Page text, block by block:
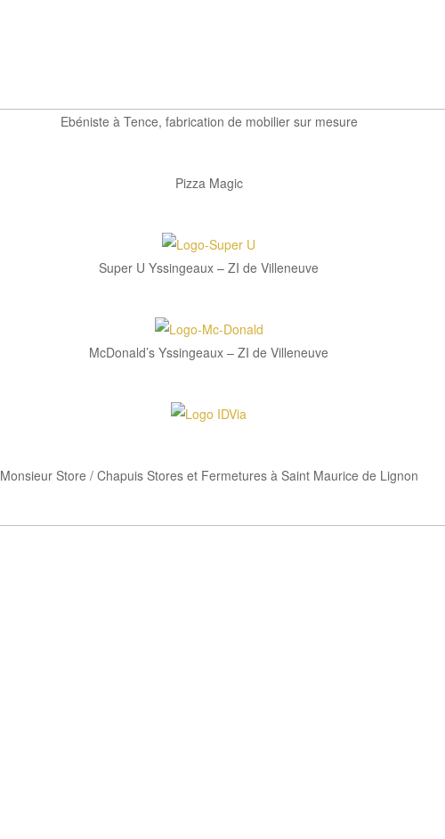
Ebéniste à Tence, fabrication de mobilier sur mesure
Pizza Magic
Super U Yssingeaux – ZI de Villeneuve
McDonald’s Yssingeaux – ZI de Villeneuve
Monsieur Store / Chapuis Stores et Fermetures à Saint Maurice de Lignon